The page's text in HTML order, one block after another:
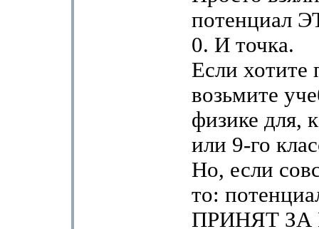
потенциал
0. И точка.
Если хотите
возьмите
физике для,
или 9-го
Но, если
то:
ПРИНЯТ ЗА